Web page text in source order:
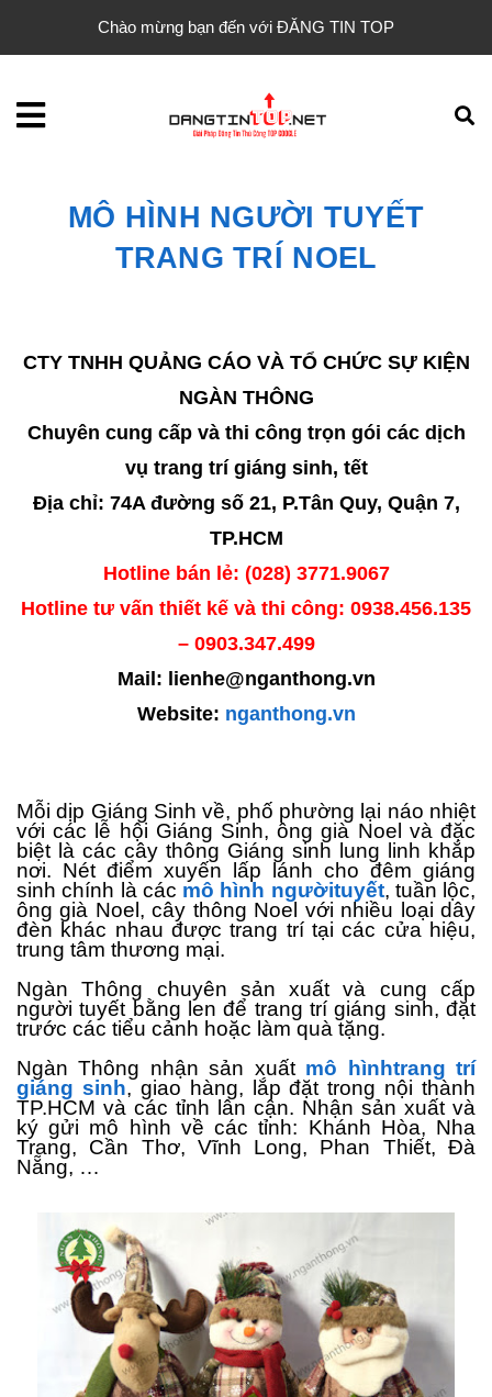
Chào mừng bạn đến với ĐĂNG TIN TOP
MÔ HÌNH NGƯỜI TUYẾT
TRANG TRÍ NOEL
CTY TNHH QUẢNG CÁO VÀ TỔ CHỨC SỰ KIỆN
NGÀN THÔNG
Chuyên cung cấp và thi công trọn gói các dịch
vụ trang trí giáng sinh, tết
Địa chỉ: 74A đường số 21, P.Tân Quy, Quận 7,
TP.HCM
Hotline bán lẻ: (028) 3771.9067
Hotline tư vấn thiết kế và thi công: 0938.456.135
– 0903.347.499
Mail: lienhe@nganthong.vn
Website: nganthong.vn
Mỗi dịp Giáng Sinh về, phố phường lại náo nhiệt
với các lễ hội Giáng Sinh, ông già Noel và đặc
biệt là các cây thông Giáng sinh lung linh khắp
nơi. Nét điểm xuyến lấp lánh cho đêm giáng
sinh chính là các mô hình ngườituyết, tuần lộc,
ông già Noel, cây thông Noel với nhiều loại dây
đèn khác nhau được trang trí tại các cửa hiệu,
trung tâm thương mại.
Ngàn Thông chuyên sản xuất và cung cấp
người tuyết bằng len để trang trí giáng sinh, đặt
trước các tiểu cảnh hoặc làm quà tặng.
Ngàn Thông nhận sản xuất mô hìnhtrang trí
giáng sinh, giao hàng, lắp đặt trong nội thành
TP.HCM và các tỉnh lân cận. Nhận sản xuất và
ký gửi mô hình về các tỉnh: Khánh Hòa, Nha
Trang, Cần Thơ, Vĩnh Long, Phan Thiết, Đà
Nẵng, …